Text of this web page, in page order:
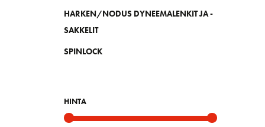
HARKEN/NODUS DYNEEMALENKIT JA -
SAKKELIT
SPINLOCK
HINTA